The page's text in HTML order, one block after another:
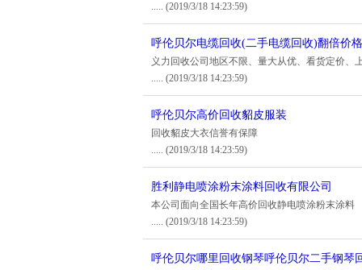
..... (2019/3/18 14:23:59)
呼伦贝尔电缆回收(二手电缆回收)翻倍价格
义力回收公司地区不限、量大从优、看货定价、
..... (2019/3/18 14:23:59)
呼伦贝尔高价回收貂皮服装
回收貂皮大衣信誉有保障
..... (2019/3/18 14:23:59)
胜利静电喷涂粉末涂料回收有限公司
本公司面向全国长年高价回收静电喷涂粉末涂料
..... (2019/3/18 14:23:59)
呼伦贝尔哪里回收钢琴呼伦贝尔二手钢琴